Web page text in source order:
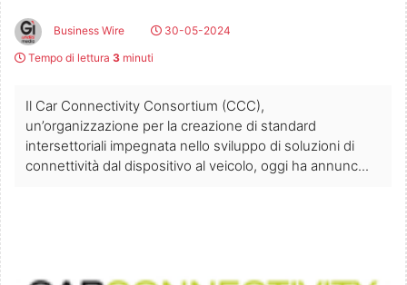
Business Wire
30-05-2024
Tempo di lettura 3 minuti
Il Car Connectivity Consortium (CCC),
un’organizzazione per la creazione di standard
intersettoriali impegnata nello sviluppo di soluzioni di
connettività dal dispositivo al veicolo, oggi ha annunc...